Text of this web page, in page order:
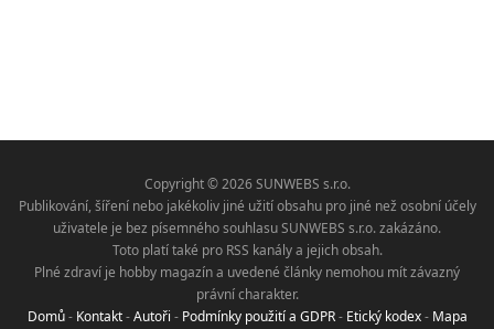
Copyright © 2026 SUNWEBS s.r.o.
Publikování, šíření nebo jakékoliv jiné užití obsahu pro jiné než osobní účely
uživatele je bez písemného souhlasu SUNWEBS s.r.o. zakázáno.
Toto platí také pro RSS kanály a jejich obsah.
Plné zdraví je hobby magazín a uvedené články nemohou mít závazný
právní charakter.
Domů- Kontakt-Autoři - Podmínky použití a GDPR- Etický kodex- Mapa